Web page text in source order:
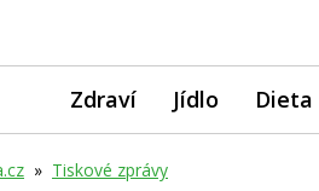
Zdraví Jídlo Dieta
» Tiskové zprávy